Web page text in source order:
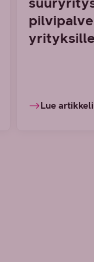
yrityksille
Lue artikkeli